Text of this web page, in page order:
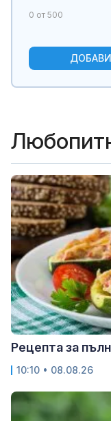
0 от 500
ДОБАВИ
Рецепта за
10:10 • 08.08.26